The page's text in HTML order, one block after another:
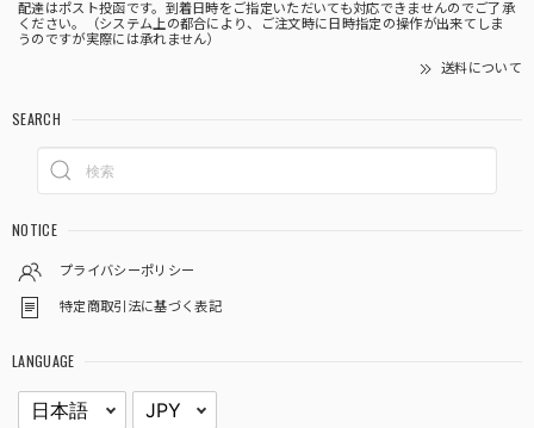
配達はポスト投函です。到着日時をご指定いただいても対応できませんのでご了承
ください。（システム上の都合により、ご注文時に日時指定の操作が出来てしま
うのですが実際には承れません）
送料について
SEARCH
NOTICE
プライバシーポリシー
特定商取引法に基づく表記
LANGUAGE